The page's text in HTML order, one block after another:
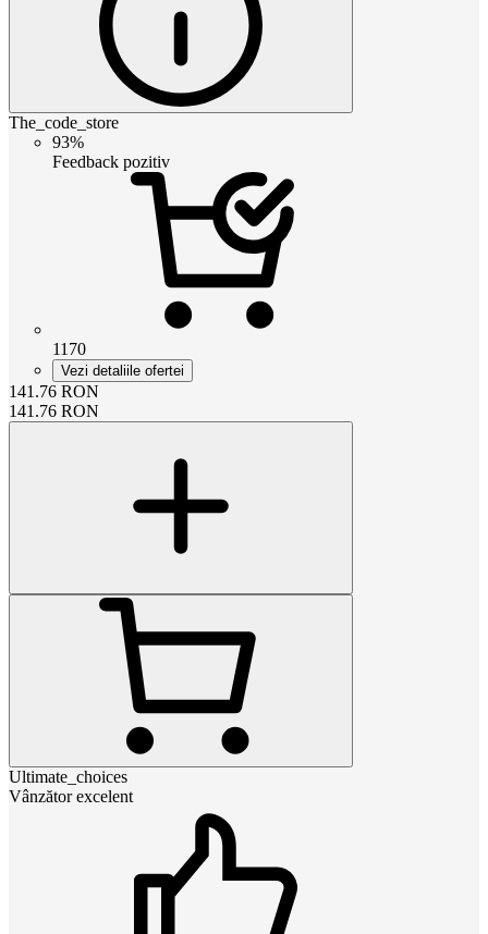
The_code_store
93%
Feedback pozitiv
1170
Vezi detaliile ofertei
141.76 RON
141.76 RON
Ultimate_choices
Vânzător excelent